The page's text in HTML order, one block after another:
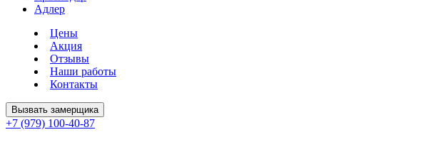
Адлер
Цены
Акция
Отзывы
Наши работы
Контакты
Вызвать замерщика
+7 (979) 100-40-87